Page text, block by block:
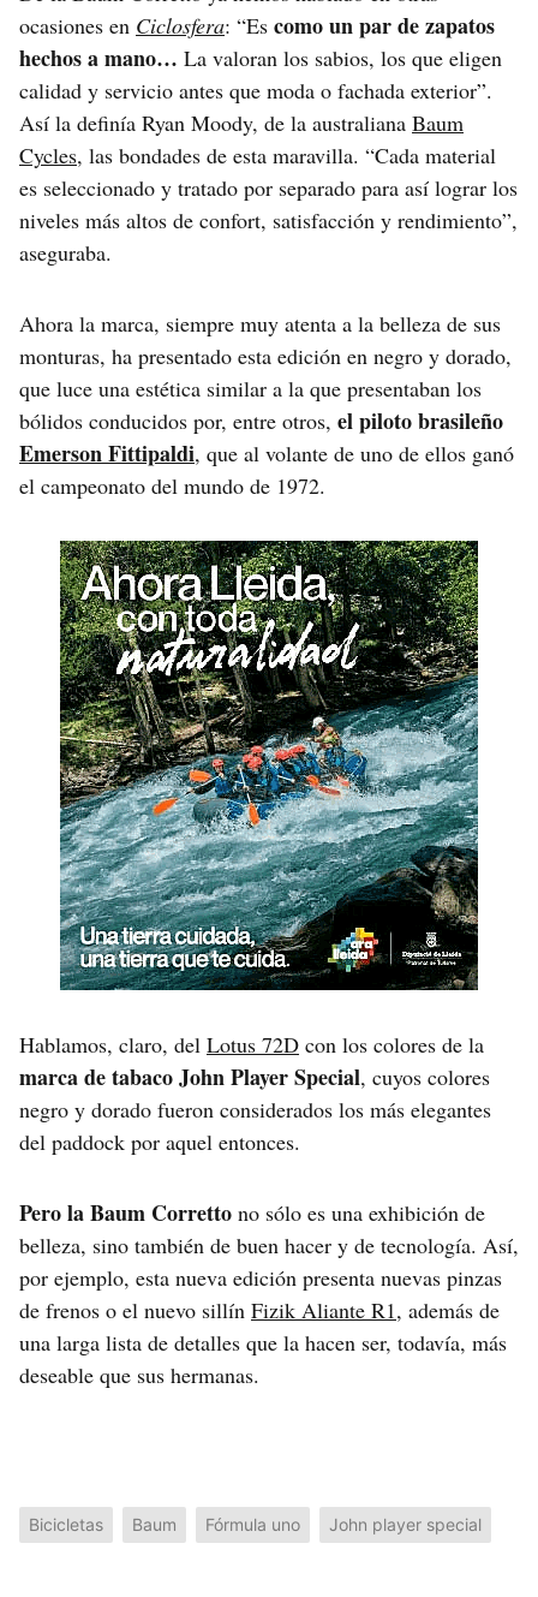
ocasiones en Ciclosfera: “Es como un par de zapatos
hechos a mano… La valoran los sabios, los que eligen
calidad y servicio antes que moda o fachada exterior”.
Así la definía Ryan Moody, de la australiana Baum
Cycles, las bondades de esta maravilla. “Cada material
es seleccionado y tratado por separado para así lograr los
niveles más altos de confort, satisfacción y rendimiento”,
aseguraba.
Ahora la marca, siempre muy atenta a la belleza de sus
monturas, ha presentado esta edición en negro y dorado,
que luce una estética similar a la que presentaban los
bólidos conducidos por, entre otros, el piloto brasileño
Emerson Fittipaldi, que al volante de uno de ellos ganó
el campeonato del mundo de 1972.
Hablamos, claro, del Lotus 72D con los colores de la
marca de tabaco John Player Special, cuyos colores
negro y dorado fueron considerados los más elegantes
del paddock por aquel entonces.
Pero la Baum Corretto no sólo es una exhibición de
belleza, sino también de buen hacer y de tecnología. Así,
por ejemplo, esta nueva edición presenta nuevas pinzas
de frenos o el nuevo sillín Fizik Aliante R1, además de
una larga lista de detalles que la hacen ser, todavía, más
deseable que sus hermanas.
Bicicletas Baum Fórmula uno John player special